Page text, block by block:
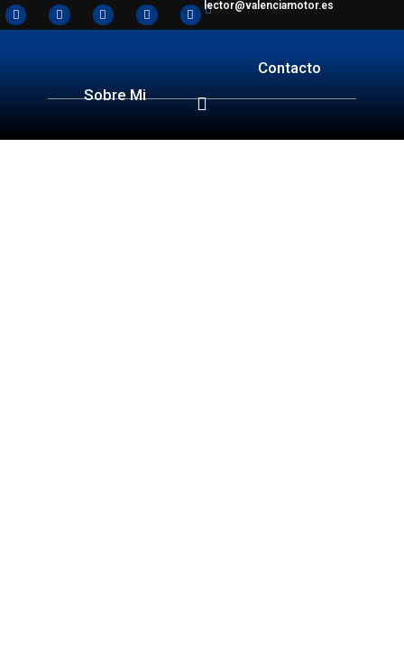
lector@valenciamotor.es
Sobre Mi
Contacto